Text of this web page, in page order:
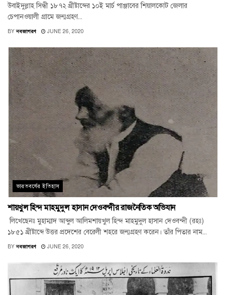
উবাইদুল্লাহ সিন্ধী ১৮৭২ খ্রীষ্টাব্দের ১০ই মার্চ পাঞ্জাবের শিয়ালকোট জেলার
চেপানওয়ালী গ্রামে জন্মগ্রহণ...
BY নবজাগরণ JUNE 26, 2020
ভারতবর্ষের ইতিহাস
শায়খুল হিন্দ মাহমুদুল হাসান দেওবন্দীর রাজনৈতিক অভিযান
লিখেছেনঃ মুহাম্মাদ আব্দুল আলিমশায়খুল হিন্দ মাহমুদুল হাসান দেওবন্দী (রহঃ)
১৮৫১ খ্রীষ্টাব্দে উত্তর প্রদেশের বেরেলী শহরে জন্মগ্রহণ করেন। তাঁর পিতার নাম...
BY নবজাগরণ JUNE 26, 2020